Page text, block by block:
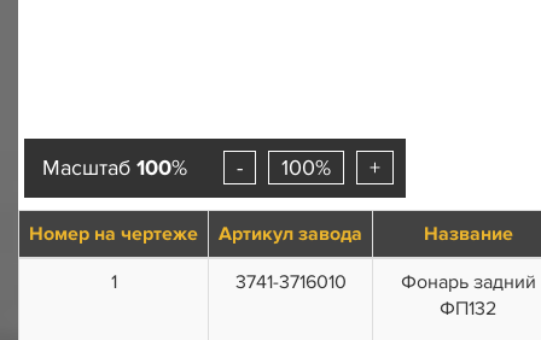
Масштаб 100% - 100% +
Номер на чертеже Артикул завода
Название
1
3741-3716010
Фонарь задний
ФП132